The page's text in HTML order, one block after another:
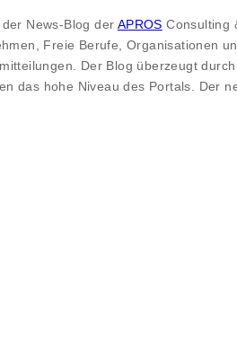
News-Blog der APROS Consulting
Freie Berufe, Organisationen
Der Blog überzeugt
das hohe Niveau des Portals. Der